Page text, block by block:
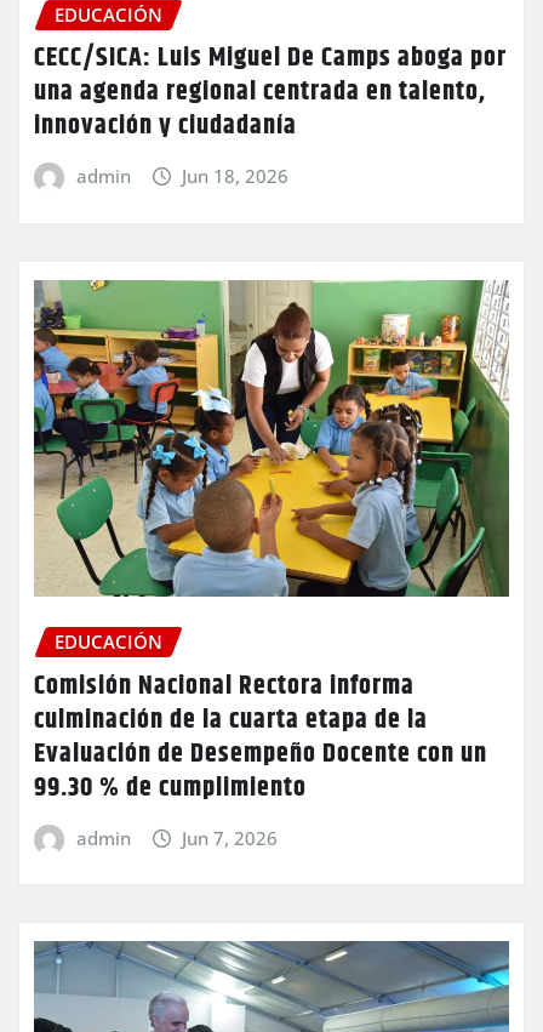
EDUCACIÓN
CECC/SICA: Luis Miguel De Camps aboga por
una agenda regional centrada en talento,
innovación y ciudadanía
admin Jun 18, 2026
EDUCACIÓN
Comisión Nacional Rectora informa
culminación de la cuarta etapa de la
Evaluación de Desempeño Docente con un
99.30 % de cumplimiento
admin Jun 7, 2026